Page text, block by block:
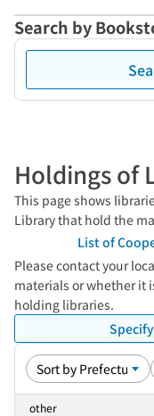
Search by
Holdings of
This page shows
Library that hold the
List of
Please contact your
materials or whether it
holding libraries.
other